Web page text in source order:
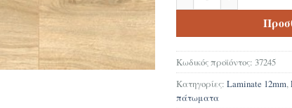
Κωδικός προϊόντος: 37245
Κατηγορίες: Laminate 12mm,
πάτωματα